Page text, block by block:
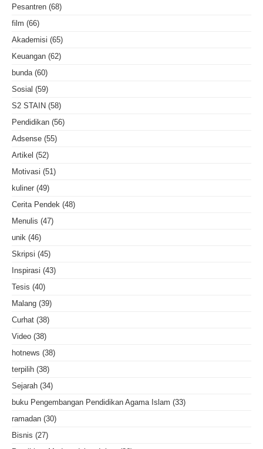
Pesantren (68)
film (66)
Akademisi (65)
Keuangan (62)
bunda (60)
Sosial (59)
S2 STAIN (58)
Pendidikan (56)
Adsense (55)
Artikel (52)
Motivasi (51)
kuliner (49)
Cerita Pendek (48)
Menulis (47)
unik (46)
Skripsi (45)
Inspirasi (43)
Tesis (40)
Malang (39)
Curhat (38)
Video (38)
hotnews (38)
terpilih (38)
Sejarah (34)
buku Pengembangan Pendidikan Agama Islam (33)
ramadan (30)
Bisnis (27)